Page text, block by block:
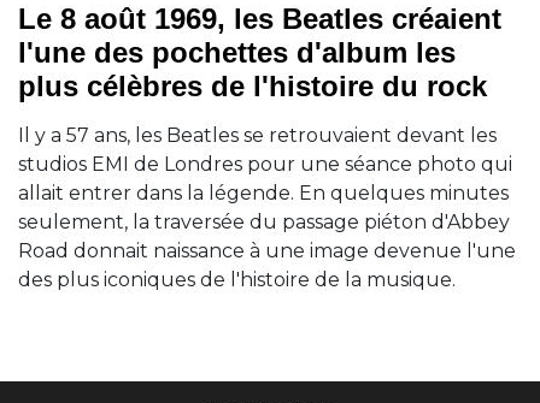
Le 8 août 1969, les Beatles créaient
l'une des pochettes d'album les
plus célèbres de l'histoire du rock
Il y a 57 ans, les Beatles se retrouvaient devant les
studios EMI de Londres pour une séance photo qui
allait entrer dans la légende. En quelques minutes
seulement, la traversée du passage piéton d'Abbey
Road donnait naissance à une image devenue l'une
des plus iconiques de l'histoire de la musique.